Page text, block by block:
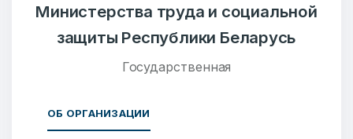
Министерства труда и социальной
защиты Республики Беларусь
Государственная
ОБ ОРГАНИЗАЦИИ